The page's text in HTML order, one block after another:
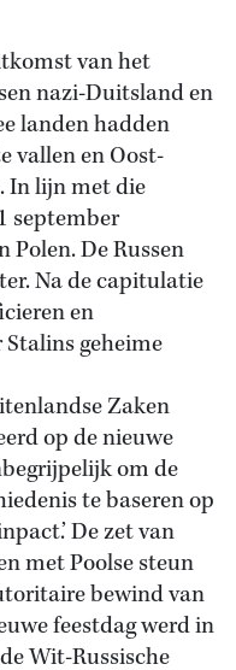
van het
nazi-Duitsland en
landen hadden
vallen en Oost-
In lijn met die
september
Polen. De Russen
Na de capitulatie
en
geheime
Zaken
op de nieuwe
om de
te baseren op
De zet van
met Poolse steun
bewind van
feestdag werd in
Wit-Russische